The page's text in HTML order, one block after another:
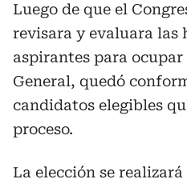
Luego de que el
revisara y evaluara las
aspirantes para
General, quedó
candidatos elegibles
proceso.
La elección se